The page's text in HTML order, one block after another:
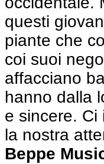
questi
piante che
coi suoi
affacciano
hanno dalla
e sincere. Ci
la nostra
Beppe